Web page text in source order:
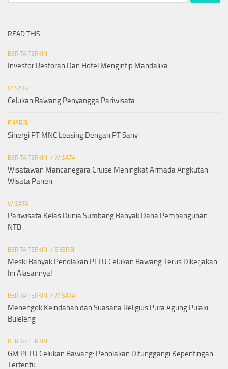
READ THIS
BERITA TERKINI
Investor Restoran Dan Hotel Mengintip Mandalika
WISATA
Celukan Bawang Penyangga Pariwisata
ENERGI
Sinergi PT MNC Leasing Dengan PT Sany
BERITA TERKINI / WISATA
Wisatawan Mancanegara Cruise Meningkat Armada Angkutan
Wisata Panen
WISATA
Pariwisata Kelas Dunia Sumbang Banyak Dana Pembangunan
NTB
BERITA TERKINI / ENERGI
Meski Banyak Penolakan PLTU Celukan Bawang Terus Dikerjakan,
Ini Alasannya!
BERITA TERKINI / WISATA
Menengok Keindahan dan Suasana Religius Pura Agung Pulaki
Buleleng
BERITA TERKINI
GM PLTU Celukan Bawang: Penolakan Ditunggangi Kepentingan
Tertentu